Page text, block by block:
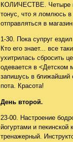
КОЛИЧЕСТВЕ. Четыре
тонус, что я ломлюсь
отправляться в
1-30. Пока супруг
Кто его знает... все
ухитрилась сбросить
одевается в <Детском
запишусь в ближайший
пота. Красота!
День второй.
23-00. Настроение
йогуртами и
тренажерный.